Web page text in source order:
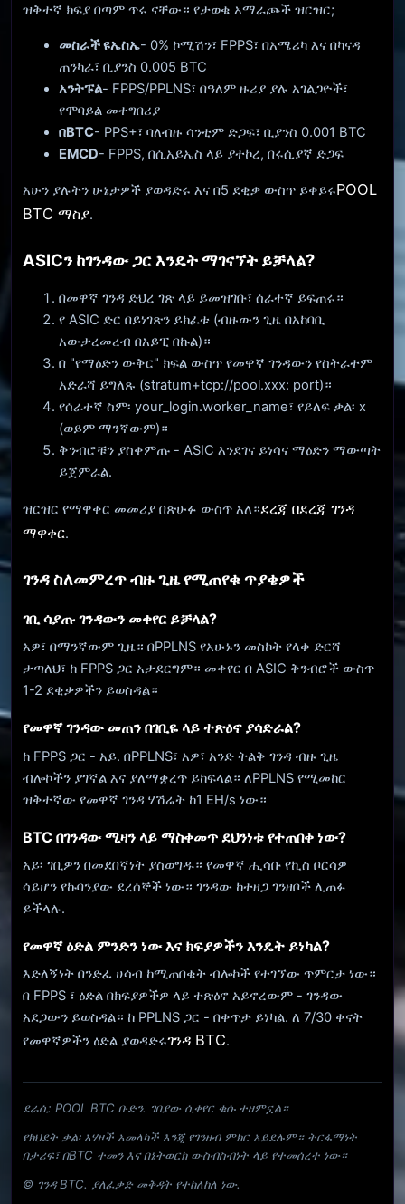
ዝቅተኛ ክፍያ በጣም ጥሩ ናቸው። የታወቁ አማራጮች ዝርዝር;
መስራች ዩኤስኤ- 0% ኮሚሽን፣ FPPS፣ በአሜሪካ እና በካናዳ
ጠንካራ፣ ቢያንስ 0.005 BTC
አንትፑል- FPPS/PPLNS፣ በዓለም ዙሪያ ያሉ አገልጋዮች፣
የሞባይል መተግበሪያ
በBTC- PPS+፣ ባለብዙ ሳንቲም ድጋፍ፣ ቢያንስ 0.001 BTC
EMCD- FPPS, በሲአይኤስ ላይ ያተኮረ, በሩሲያኛ ድጋፍ
አሁን ያሉትን ሁኔታዎች ያወዳድሩ እና በ5 ደቂቃ ውስጥ ይቀይሩPOOL
BTC ማስያ.
ASICን ከገንዳው ጋር እንዴት ማገናኘት ይቻላል?
በመዋኛ ገንዳ ድህረ ገጽ ላይ ይመዝገቡ፣ ሰራተኛ ይፍጠሩ።
የ ASIC ድር በይነገጽን ይክፈቱ (ብዙውን ጊዜ በአከባቢ
አውታረመረብ በአይፒ በኩል)።
በ "የማዕድን ውቅር" ክፍል ውስጥ የመዋኛ ገንዳውን የስትራተም
አድራሻ ይግለጹ (stratum+tcp://pool.xxx: port)።
የሰራተኛ ስም፡ your_login.worker_name፣ የይለፍ ቃል፡ x
(ወይም ማንኛውም)።
ቅንብሮቹን ያስቀምጡ - ASIC እንደገና ይነሳና ማዕድን ማውጣት
ይጀምራል.
ዝርዝር የማዋቀር መመሪያ በጽሁፉ ውስጥ አለ።ደረጃ በደረጃ ገንዳ
ማዋቀር.
ገንዳ ስለመምረጥ ብዙ ጊዜ የሚጠየቁ ጥያቄዎች
ገቢ ሳያጡ ገንዳውን መቀየር ይቻላል?
አዎ፣ በማንኛውም ጊዜ። በPPLNS የአሁኑን መስኮት የላቀ ድርሻ
ታጣለህ፣ ከ FPPS ጋር አታደርግም። መቀየር በ ASIC ቅንብሮች ውስጥ
1-2 ደቂቃዎችን ይወስዳል።
የመዋኛ ገንዳው መጠን በገቢዬ ላይ ተጽዕኖ ያሳድራል?
ከ FPPS ጋር - አይ. በPPLNS፣ አዎ፣ አንድ ትልቅ ገንዳ ብዙ ጊዜ
ብሎኮችን ያገኛል እና ያለማቋረጥ ይከፍላል። ለPPLNS የሚመከር
ዝቅተኛው የመዋኛ ገንዳ ሃሽሬት ከ1 EH/s ነው።
BTC በገንዳው ሚዛን ላይ ማስቀመጥ ደህንነቱ የተጠበቀ ነው?
አይ፡ ገቢዎን በመደበኛነት ያስወግዱ። የመዋኛ ሒሳቡ የኪስ ቦርሳዎ
ሳይሆን የኩባንያው ደረሰኞች ነው። ገንዳው ከተዘጋ ገንዘቦች ሊጠፉ
ይችላሉ.
የመዋኛ ዕድል ምንድን ነው እና ክፍያዎችን እንዴት ይነካል?
እድለኝነት በንድፈ ሀሳብ ከሚጠበቁት ብሎኮች የተገኘው ጥምርታ ነው።
በ FPPS ፣ ዕድል በክፍያዎችዎ ላይ ተጽዕኖ አይኖረውም - ገንዳው
አደጋውን ይወስዳል። ከ PPLNS ጋር - በቀጥታ ይነካል. ለ 7/30 ቀናት
የመዋኛዎችን ዕድል ያወዳድሩገንዳ BTC.
ደራሲ: POOL BTC ቡድን. ገበያው ሲቀየር ቁሱ ተዘምኗል።
የክህደት ቃል፡ አሃዞች አመላካች እንጂ የገንዘብ ምክር አይደሉም። ትርፋማነት
በታሪፍ፣ በBTC ተመን እና በኔትወርክ ውስብስብነት ላይ የተመሰረተ ነው።
© ገንዳ BTC. ያለፈቃድ መቅዳት የተከለከለ ነው.